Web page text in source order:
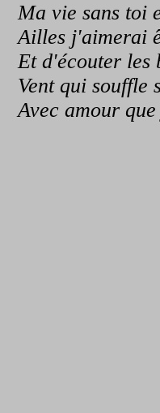
Ma vie sans toi
Ailles j'aimerai
Et d'écouter les
Vent qui souffle
Avec amour que